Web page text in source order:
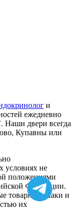
и
ежедневно
Наши двери всегда
Купавны или
условиях не
положениями
Федерации.
товарные знаки и
их